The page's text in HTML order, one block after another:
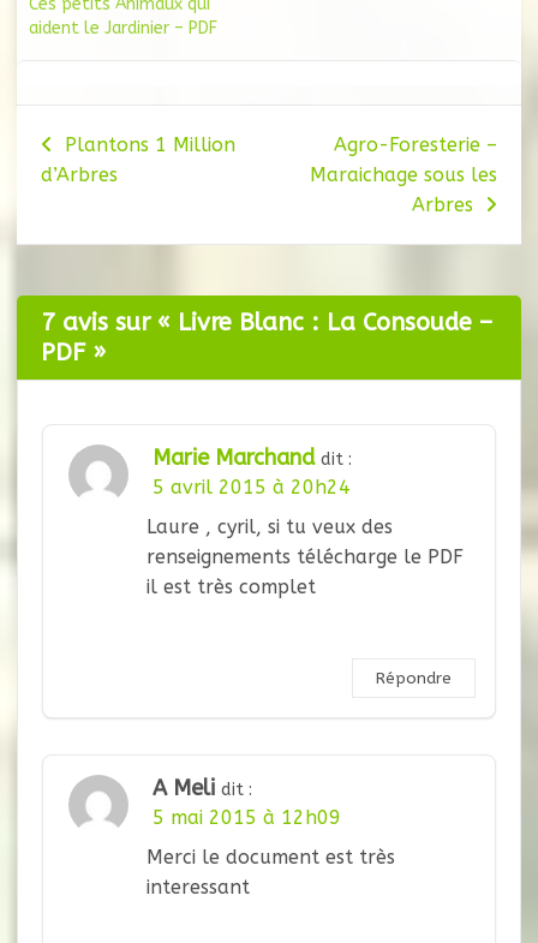
Ces petits Animaux qui
aident le Jardinier – PDF
Navigation
de
Plantons 1 Million
d’Arbres
Agro-Foresterie –
Maraichage sous les
Arbres
7 avis sur « Livre Blanc : La Consoude –
PDF»
Marie Marchand dit :
5 avril 2015 à 20h24
Laure , cyril, si tu veux des
renseignements télécharge le PDF
il est très complet
Répondre
A Meli dit :
5 mai 2015 à 12h09
Merci le document est très
interessant